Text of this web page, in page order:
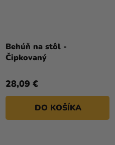
Behúň na stôl -
Čipkovaný
28,09 €
DO KOŠÍKA